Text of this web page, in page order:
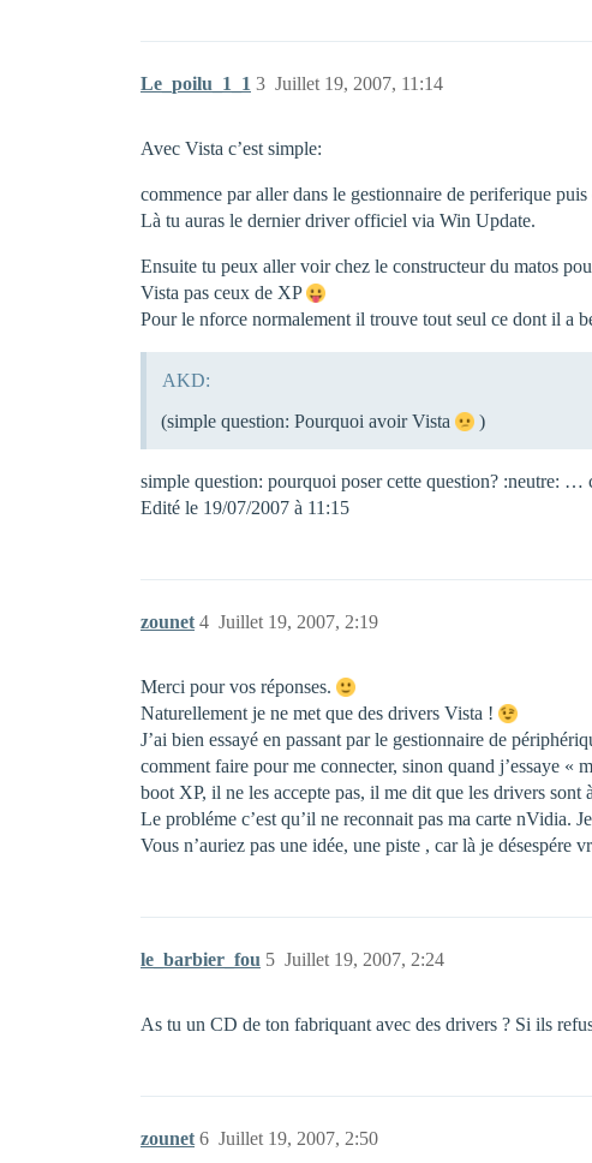
Le_poilu_1_1 Juillet 19, 2007, 11:14
3
Avec Vista c’est simple:
commence par aller dans le gestionnaire de periferique
Là tu auras le dernier driver officiel via Win Update.
Ensuite tu peux aller voir chez le constructeur du matos
Vista pas ceux de XP
Pour le nforce normalement il trouve tout seul ce dont il a
AKD:
(simple question: Pourquoi avoir Vista
)
simple question: pourquoi poser cette question? :neutre: …
Edité le 19/07/2007 à 11:15
zounet Juillet 19, 2007, 2:19
4
Merci pour vos réponses.
Naturellement je ne met que des drivers Vista !
J’ai bien essayé en passant par le gestionnaire de
comment faire pour me connecter, sinon quand j’essaye
boot XP, il ne les accepte pas, il me dit que les drivers sont
Le probléme c’est qu’il ne reconnait pas ma carte nVidia.
Vous n’auriez pas une idée, une piste , car là je désespére
le_barbier_fou Juillet 19, 2007, 2:24
5
As tu un CD de ton fabriquant avec des drivers ? Si ils
zounet Juillet 19, 2007, 2:50
6